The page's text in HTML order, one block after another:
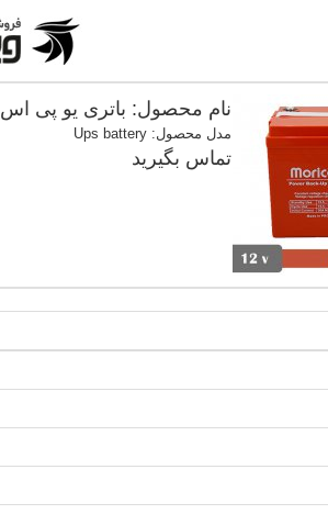
نام محصول: باتری یو پی اس 12 ولت 100 آمپر moricell
مدل محصول: Ups battery
تماس بگیرید